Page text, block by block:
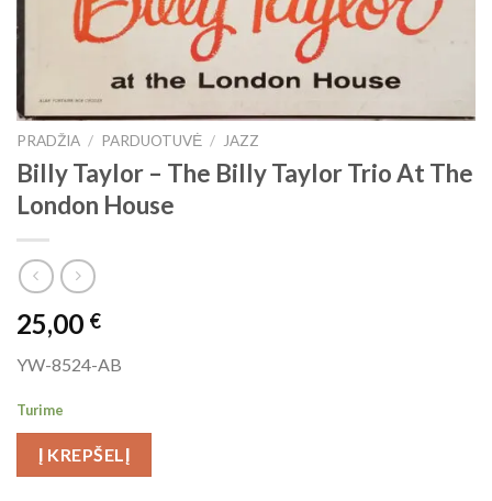
PRADŽIA / PARDUOTUVĖ / JAZZ
Billy Taylor ‎– The Billy Taylor Trio At The
London House
25,00 €
YW-8524-AB
Turime
Į KREPŠELĮ